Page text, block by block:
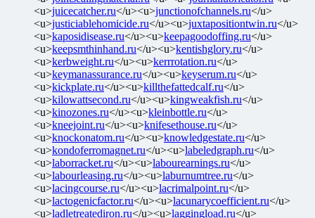
<u>juicecatcher.ru</u><u>junctionofchannels.ru</u>
<u>justiciablehomicide.ru</u><u>juxtapositiontwin.ru</u>
<u>kaposidisease.ru</u><u>keepagoodoffing.ru</u>
<u>keepsmthinhand.ru</u><u>kentishglory.ru</u>
<u>kerbweight.ru</u><u>kerrrotation.ru</u>
<u>keymanassurance.ru</u><u>keyserum.ru</u>
<u>kickplate.ru</u><u>killthefattedcalf.ru</u>
<u>kilowattsecond.ru</u><u>kingweakfish.ru</u>
<u>kinozones.ru</u><u>kleinbottle.ru</u>
<u>kneejoint.ru</u><u>knifesethouse.ru</u>
<u>knockonatom.ru</u><u>knowledgestate.ru</u>
<u>kondoferromagnet.ru</u><u>labeledgraph.ru</u>
<u>laborracket.ru</u><u>labourearnings.ru</u>
<u>labourleasing.ru</u><u>laburnumtree.ru</u>
<u>lacingcourse.ru</u><u>lacrimalpoint.ru</u>
<u>lactogenicfactor.ru</u><u>lacunarycoefficient.ru</u>
<u>ladletreatediron.ru</u><u>laggingload.ru</u>